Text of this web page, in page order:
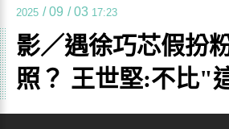
2025 / 09 / 03 17:23
影／遇徐巧芯假扮
照？ 王世堅:不比"